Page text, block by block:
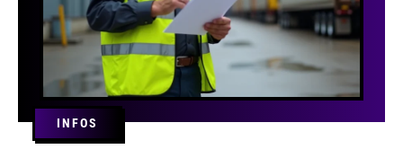
INFOS